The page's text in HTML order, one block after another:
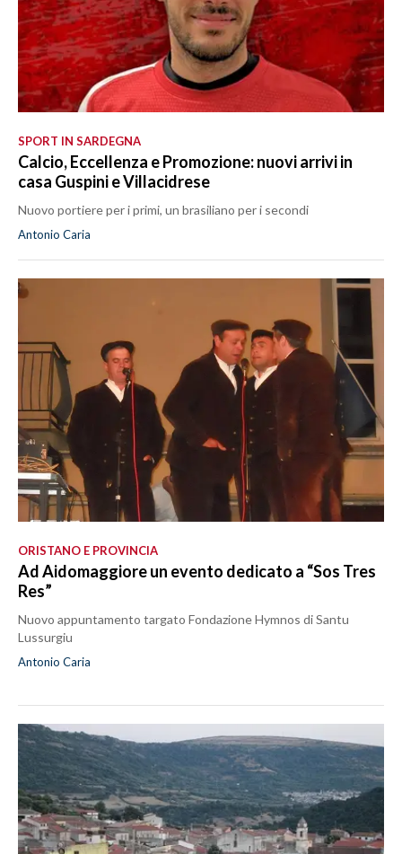
SPORT IN SARDEGNA
Calcio, Eccellenza e Promozione: nuovi arrivi in
casa Guspini e Villacidrese
Nuovo portiere per i primi, un brasiliano per i secondi
Antonio Caria
ORISTANO E PROVINCIA
Ad Aidomaggiore un evento dedicato a “Sos Tres
Res”
Nuovo appuntamento targato Fondazione Hymnos di Santu
Lussurgiu
Antonio Caria